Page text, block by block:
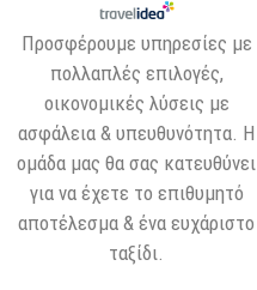
Προσφέρουμε υπηρεσίες με
πολλαπλές επιλογές,
οικονομικές λύσεις με
ασφάλεια & υπευθυνότητα. Η
ομάδα μας θα σας κατευθύνει
για να έχετε το επιθυμητό
αποτέλεσμα & ένα ευχάριστο
ταξίδι.